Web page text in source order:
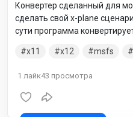
Конвертер сделанный для
сделать свой x-plane
сути программа
САМОГО ПРИЛОЖЕНИЯ
x11 x12 msfs
1 лайк43 просмотра